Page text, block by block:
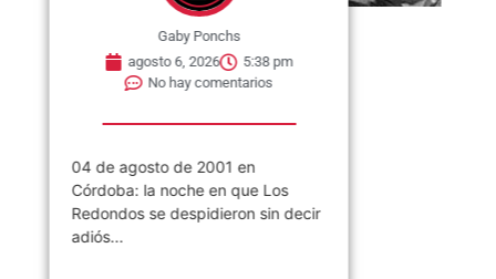
Gaby Ponchs
agosto 6, 2026
5:38 pm
No hay comentarios
04 de agosto de 2001 en
Córdoba: la noche en que Los
Redondos se despidieron sin decir
adiós...